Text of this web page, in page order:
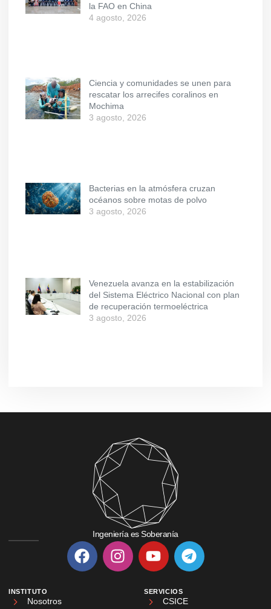
la FAO en China
4 agosto, 2026
Ciencia y comunidades se unen para
rescatar los arrecifes coralinos en
Mochima
3 agosto, 2026
Bacterias en la atmósfera cruzan
océanos sobre motas de polvo
3 agosto, 2026
Venezuela avanza en la estabilización
del Sistema Eléctrico Nacional con plan
de recuperación termoeléctrica
3 agosto, 2026
Ingeniería es Soberanía
INSTITUTO
Nosotros
SERVICIOS
CSICE